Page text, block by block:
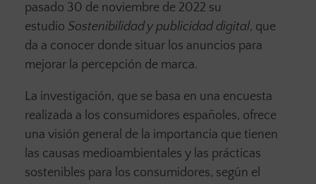
pasado 30 de noviembre de 2022 su
estudio Sostenibilidad y publicidad digital, que
da a conocer donde situar los anuncios para
mejorar la percepción de marca.
La investigación, que se basa en una encuesta
realizada a los consumidores españoles, ofrece
una visión general de la importancia que tienen
las causas medioambientales y las prácticas
sostenibles para los consumidores, según el